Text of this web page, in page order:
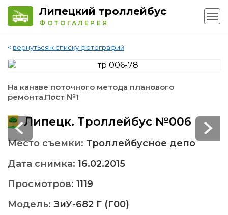
Липецкий троллейбус
ФОТОГАЛЕРЕЯ
< вернуться к списку фотографий
На канаве поточного метода планового
ремонта.Пост №1
Липецк. Троллейбус №006
Место съемки: Троллейбусное депо
Дата снимка: 16.02.2015
Просмотров: 1119
Модель: ЗиУ-682 Г (Г00)